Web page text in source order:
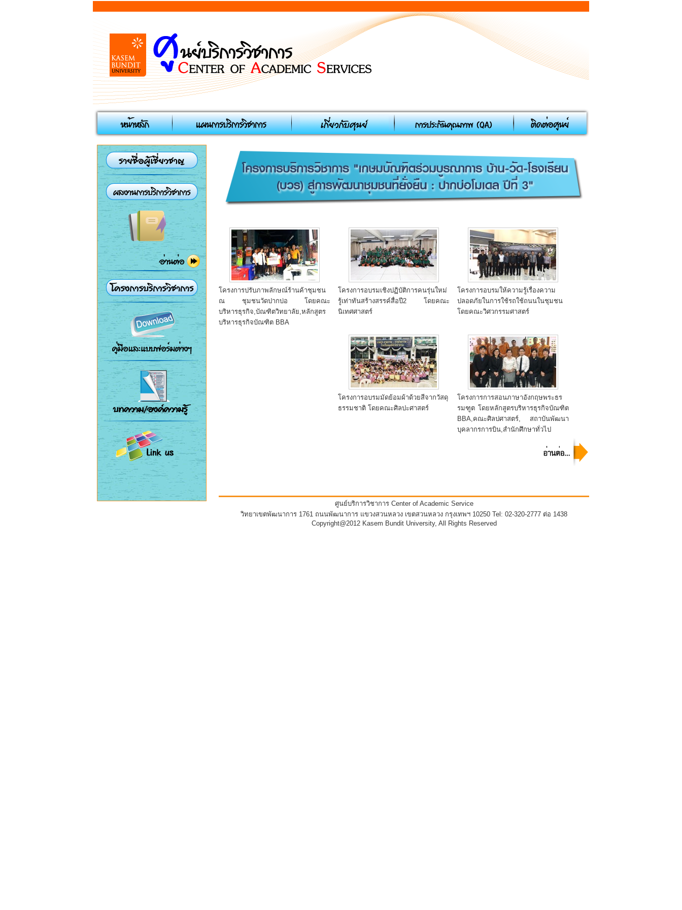
โครงการปรับภาพลักษณ์ร้านค้าชุมชน
ณ ชุมชนวัดปากบ่อ โดยคณะ
บริหารธุรกิจ,บัณฑิตวิทยาลัย,หลักสูตร
บริหารธุรกิจบัณฑิต BBA
โครงการอบรมเชิงปฏิบัติการคนรุ่นใหม่
รู้เท่าทันสร้างสรรค์สื่อปี2 โดยคณะ
นิเทศศาสตร์
โครงการอบรมให้ความรู้เรื่องความ
ปลอดภัยในการใช้รถใช้ถนนในชุมชน
โดยคณะวิศวกรรมศาสตร์
โครงการอบรมมัดย้อมผ้าด้วยสีจากวัสดุ
ธรรมชาติ โดยคณะศิลปะศาสตร์
โครงการการสอนภาษาอังกฤษพระธร
รมฑูต โดยหลักสูตรบริหารธุรกิจบัณฑิต
BBA,คณะศิลปศาสตร์, สถาบันพัฒนา
บุคลากรการบิน,สำนักศึกษาทั่วไป
ศูนย์บริการวิชาการ Center of Academic Service
วิทยาเขตพัฒนาการ 1761 ถนนพัฒนาการ แขวงสวนหลวง เขตสวนหลวง กรุงเทพฯ 10250 Tel: 02-320-2777 ต่อ 1438
Copyright@2012 Kasem Bundit University, All Rights Reserved